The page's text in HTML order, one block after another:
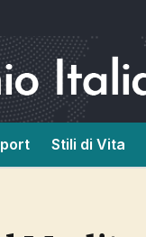
Stili di Vita